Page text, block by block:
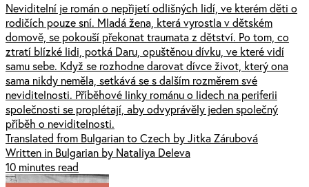
Neviditelní je román o nepřijetí odlišných lidí, ve kterém děti o
rodičích pouze sní. Mladá žena, která vyrostla v dětském
domově, se pokouší překonat traumata z dětství. Po tom, co
ztratí blízké lidi, potká Daru, opuštěnou dívku, ve které vidí
samu sebe. Když se rozhodne darovat dívce život, který ona
sama nikdy neměla, setkává se s dalším rozměrem své
neviditelnosti. Příběhové linky románu o lidech na periferii
společnosti se proplétají, aby odvyprávěly jeden společný
příběh o neviditelnosti.
Translated from Bulgarian to Czech by Jitka Zárubová
Written in Bulgarian by Nataliya Deleva
10 minutes read